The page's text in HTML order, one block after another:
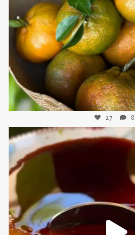
Nov 21
27 8
sweetkwisine